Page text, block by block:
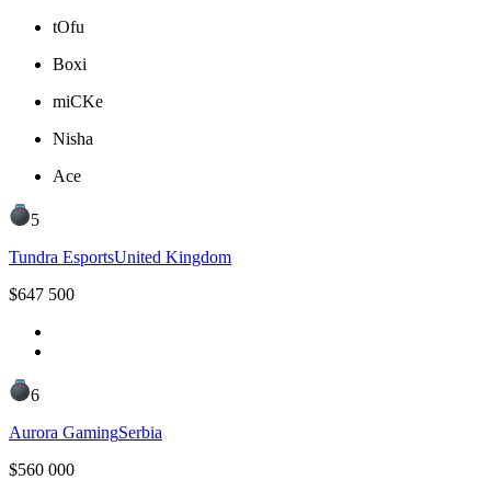
tOfu
Boxi
miCKe
Nisha
Ace
5
Tundra EsportsUnited Kingdom
$647 500
6
Aurora GamingSerbia
$560 000